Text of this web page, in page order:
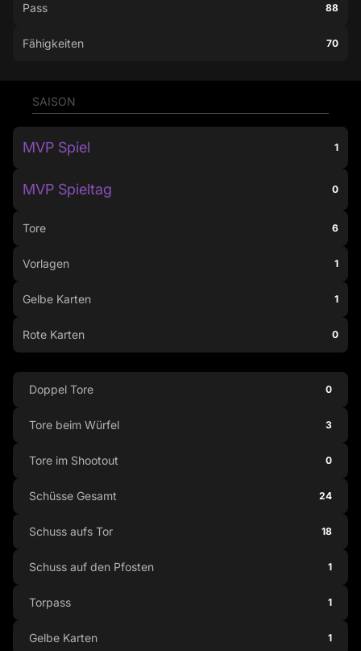
Pass 88
Fähigkeiten 70
SAISON
MVP Spiel 1
MVP Spieltag 0
Tore 6
Vorlagen 1
Gelbe Karten 1
Rote Karten 0
Doppel Tore 0
Tore beim Würfel 3
Tore im Shootout 0
Schüsse Gesamt 24
Schuss aufs Tor 18
Schuss auf den Pfosten 1
Torpass 1
Gelbe Karten 1